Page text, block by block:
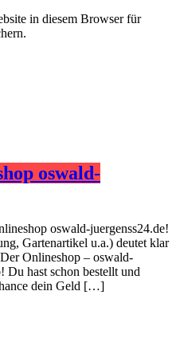
in diesem Browser für
oswald-
oswald-juergenss24.de!
Gartenartikel u.a.) deutet klar
Onlineshop – oswald-
Du hast schon bestellt und
dein Geld […]